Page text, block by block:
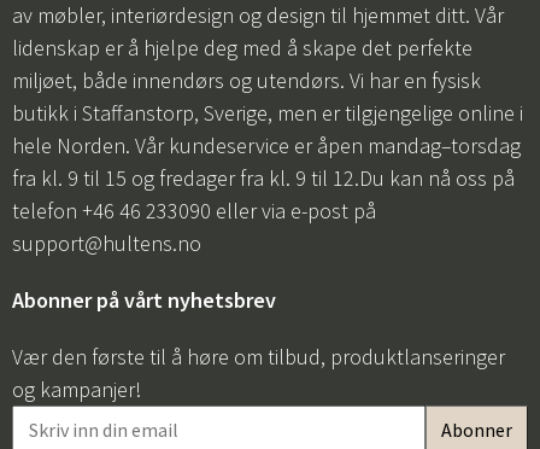
av møbler, interiørdesign og design til hjemmet ditt. Vår
lidenskap er å hjelpe deg med å skape det perfekte
miljøet, både innendørs og utendørs. Vi har en fysisk
butikk i Staffanstorp, Sverige, men er tilgjengelige online i
hele Norden. Vår kundeservice er åpen mandag–torsdag
fra kl. 9 til 15 og fredager fra kl. 9 til 12.Du kan nå oss på
telefon +46 46 233090 eller via e-post på
support@hultens.no
Abonner på vårt nyhetsbrev
Vær den første til å høre om tilbud, produktlanseringer
og kampanjer!